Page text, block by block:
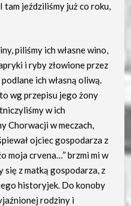
tam jeździliśmy już co roku,
piliśmy ich własne wino,
i ryby złowione przez
ich własną oliwą.
wg przepisu jego żony
w ich
Chorwacji w meczach,
ojciec gospodarza z
moja crvena…” brzmi mi w
się z matką gospodarza, z
historyjek. Do konoby
rodziny i